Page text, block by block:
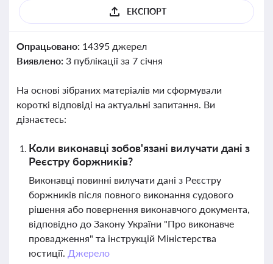
ЕКСПОРТ
Опрацьовано: 14395 джерел
Виявлено: 3 публікації за 7 січня
На основі зібраних матеріалів ми сформували
короткі відповіді на актуальні запитання. Ви
дізнаєтесь:
Коли виконавці зобов'язані вилучати дані з
Реєстру боржників?
Виконавці повинні вилучати дані з Реєстру
боржників після повного виконання судового
рішення або повернення виконавчого документа,
відповідно до Закону України "Про виконавче
провадження" та інструкцій Міністерства
юстиції. Джерело